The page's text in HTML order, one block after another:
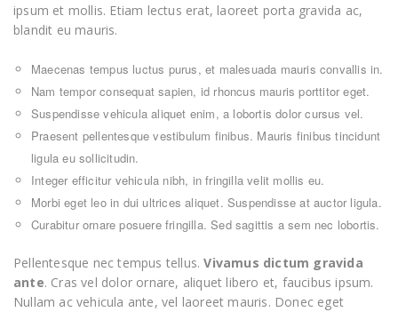
ipsum et mollis. Etiam lectus erat, laoreet porta gravida ac,
blandit eu mauris.
Maecenas tempus luctus purus, et malesuada mauris convallis in.
Nam tempor consequat sapien, id rhoncus mauris porttitor eget.
Suspendisse vehicula aliquet enim, a lobortis dolor cursus vel.
Praesent pellentesque vestibulum finibus. Mauris finibus tincidunt
ligula eu sollicitudin.
Integer efficitur vehicula nibh, in fringilla velit mollis eu.
Morbi eget leo in dui ultrices aliquet. Suspendisse at auctor ligula.
Curabitur ornare posuere fringilla. Sed sagittis a sem nec lobortis.
Pellentesque nec tempus tellus.Vivamus dictum gravida
ante. Cras vel dolor ornare, aliquet libero et, faucibus ipsum.
Nullam ac vehicula ante, vel laoreet mauris. Donec eget